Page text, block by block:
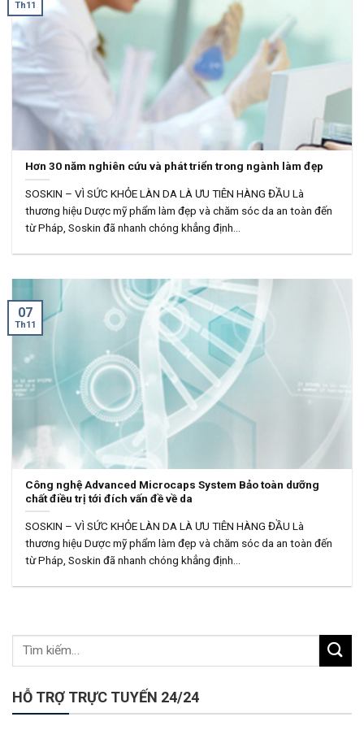
Hơn 30 năm nghiên cứu và phát triển trong ngành làm đẹp
SOSKIN – VÌ SỨC KHỎE LÀN DA LÀ ƯU TIÊN HÀNG ĐẦU Là
thương hiệu Dược mỹ phẩm làm đẹp và chăm sóc da an toàn đến
từ Pháp, Soskin đã nhanh chóng khẳng định...
Th11
Công nghệ Advanced Microcaps System Bảo toàn dưỡng
chất điều trị tới đích vấn đề về da
SOSKIN – VÌ SỨC KHỎE LÀN DA LÀ ƯU TIÊN HÀNG ĐẦU Là
thương hiệu Dược mỹ phẩm làm đẹp và chăm sóc da an toàn đến
từ Pháp, Soskin đã nhanh chóng khẳng định...
07
Th11
HỖ TRỢ TRỰC TUYẾN 24/24